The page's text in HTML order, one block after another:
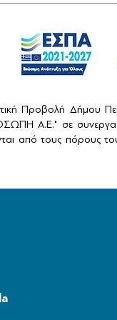
Προβολή Δήμου
Α.Ε." σε
από τους πόρους